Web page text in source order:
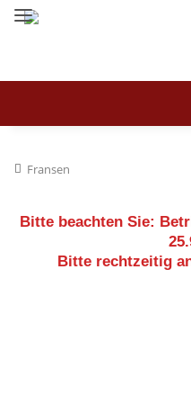
Fransen
Bitte beachten Sie:
Bitte rechtzeitig